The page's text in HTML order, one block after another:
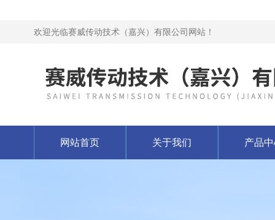
欢迎光临赛威传动技术（嘉兴）有限公司网站！
网站首页 关于我们 产品